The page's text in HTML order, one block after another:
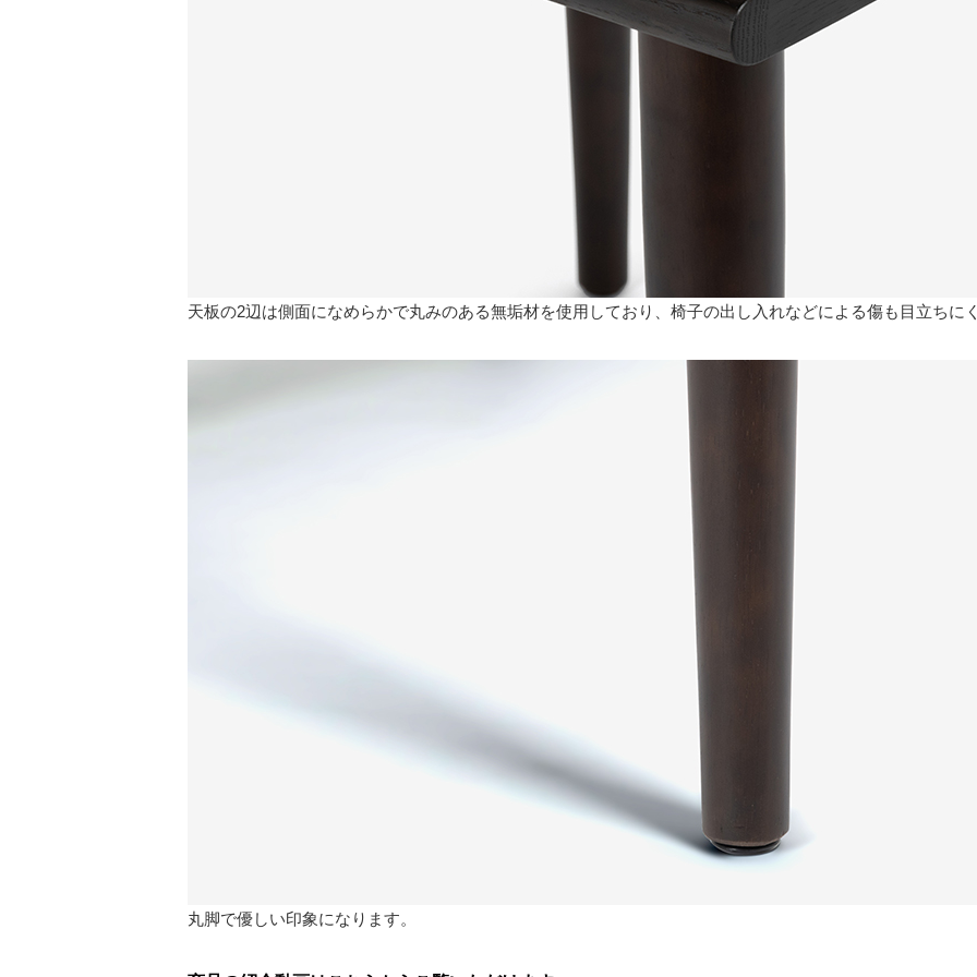
天板の2辺は側面になめらかで丸みのある無垢材を使用しており、椅子の出し入れなどによる傷も目立ちに
丸脚で優しい印象になります。